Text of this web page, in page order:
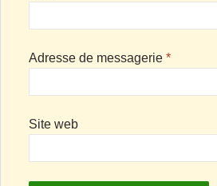
Adresse de messagerie *
Site web